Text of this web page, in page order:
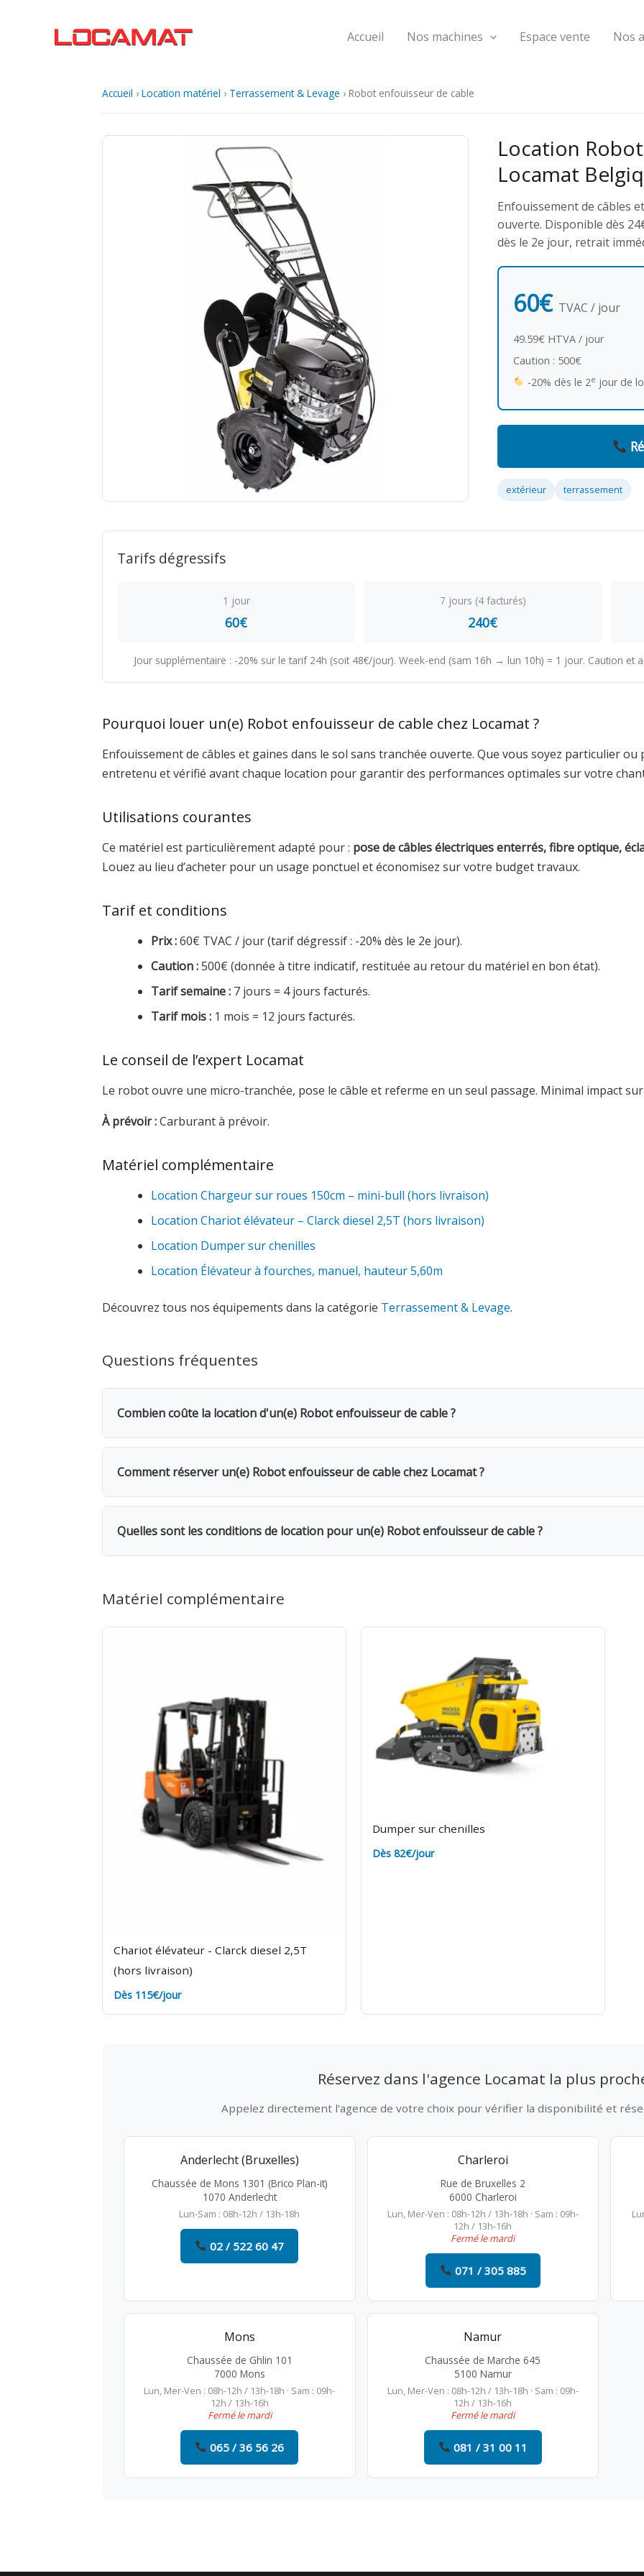
Accueil Nos machines Espace vente Nos
Accueil › Location matériel › Terrassement & Levage › Robot enfouisseur de cable
Location
Locamat
Enfouissement de câbles
ouverte. Disponible dès
dès le 2e jour, retrait
60€ TVAC / jour
49.59€ HTVA / jour
Caution : 500€
-20% dès le 2e jour de
extérieur terrassement
Tarifs dégressifs
1 jour
60€
7 jours (4 facturés)
240€
Jour supplémentaire : -20% sur le tarif 24h (soit 48€/jour). Week-end (sam 16h → lun 10h) = 1 jour. Caution et
Pourquoi louer un(e) Robot enfouisseur de cable chez Locamat ?
Enfouissement de câbles et gaines dans le sol sans tranchée ouverte. Que vous soyez particulier
entretenu et vérifié avant chaque location pour garantir des performances optimales sur votre
Utilisations courantes
Ce matériel est particulièrement adapté pour : pose de câbles électriques enterrés, fibre optique,
Louez au lieu d’acheter pour un usage ponctuel et économisez sur votre budget travaux.
Tarif et conditions
Prix :60€ TVAC / jour (tarif dégressif : -20% dès le 2e jour).
Caution :500€ (donnée à titre indicatif, restituée au retour du matériel en bon état).
Tarif semaine : 7 jours = 4 jours facturés.
Tarif mois : 1 mois = 12 jours facturés.
Le conseil de l’expert Locamat
Le robot ouvre une micro-tranchée, pose le câble et referme en un seul passage. Minimal impact
À prévoir :Carburant à prévoir.
Matériel complémentaire
Location Chargeur sur roues 150cm – mini-bull (hors livraison)
Location Chariot élévateur – Clarck diesel 2,5T (hors livraison)
Location Dumper sur chenilles
Location Élévateur à fourches, manuel, hauteur 5,60m
Découvrez tous nos équipements dans la catégorie Terrassement & Levage.
Questions fréquentes
Combien coûte la location d'un(e) Robot enfouisseur de cable ?
La location d'un(e) Robot enfouisseur de cable coûte 60€ TVAC par jour (49.59€ HTVA). Une
jour, bénéficiez d'une remise de 20%. Pour une semaine complète, seuls 4 jours sont facturés.
Comment réserver un(e) Robot enfouisseur de cable chez Locamat ?
Rendez-vous dans l'une de nos 5 agences en Belgique ou appelez-nous pour vérifier la
même, avec possibilité de livraison sur votre chantier. Le robot ouvre une micro-tranchée, pose le
Minimal impact sur l
Quelles sont les conditions de location pour un(e) Robot enfouisseur de cable ?
avec le plein de carburant si motorisé. Assurance bris de machine en option.
Matériel complémentaire
Chariot élévateur - Clarck diesel 2,5T
(hors livraison)
Dès 115€/jour
Dumper sur chenilles
Dès 82€/jour
Réservez dans l'agence Locamat la plus
Appelez directement l'agence de votre choix pour vérifier la disponibilité et
Anderlecht (Bruxelles)
Chaussée de Mons 1301 (Brico Plan-it)
1070 Anderlecht
Lun-Sam : 08h-12h / 13h-18h
02 / 522 60 47
Charleroi
Rue de Bruxelles 2
6000 Charleroi
Lun, Mer-Ven : 08h-12h / 13h-18h · Sam : 09h-
12h / 13h-16h
Fermé le mardi
071 / 305 885
Mons
Chaussée de Ghlin 101
7000 Mons
Lun, Mer-Ven : 08h-12h / 13h-18h · Sam : 09h-
12h / 13h-16h
Fermé le mardi
065 / 36 56 26
Namur
Chaussée de Marche 645
5100 Namur
Lun, Mer-Ven : 08h-12h / 13h-18h · Sam : 09h-
12h / 13h-16h
Fermé le mardi
081 / 31 00 11